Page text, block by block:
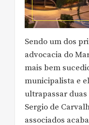
Sendo um dos
advocacia do
mais bem
municipalista e
ultrapassar duas
Sergio de
associados